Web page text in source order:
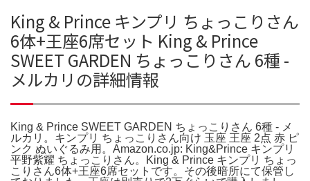
King & Prince キンプリ ちょっこりさん
6体+王座6席セット King & Prince
SWEET GARDEN ちょっこりさん 6種 -
メルカリの詳細情報
King & Prince SWEET GARDEN ちょっこりさん 6種 - メ
ルカリ。キンプリ ちょっこりさん向け 玉座 王座 2点 赤 ピ
ンク ぬいぐるみ用。Amazon.co.jp: King&Prince キンプリ
平野紫耀 ちょっこりさん。King & Prince キンプリ ちょっ
こりさん6体+王座6席セットです。その後暗所にて保管し